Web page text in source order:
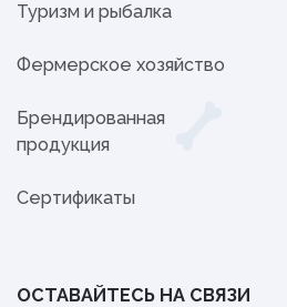
Туризм и рыбалка
Фермерское хозяйство
Брендированная
продукция
Сертификаты
ОСТАВАЙТЕСЬ НА СВЯЗИ